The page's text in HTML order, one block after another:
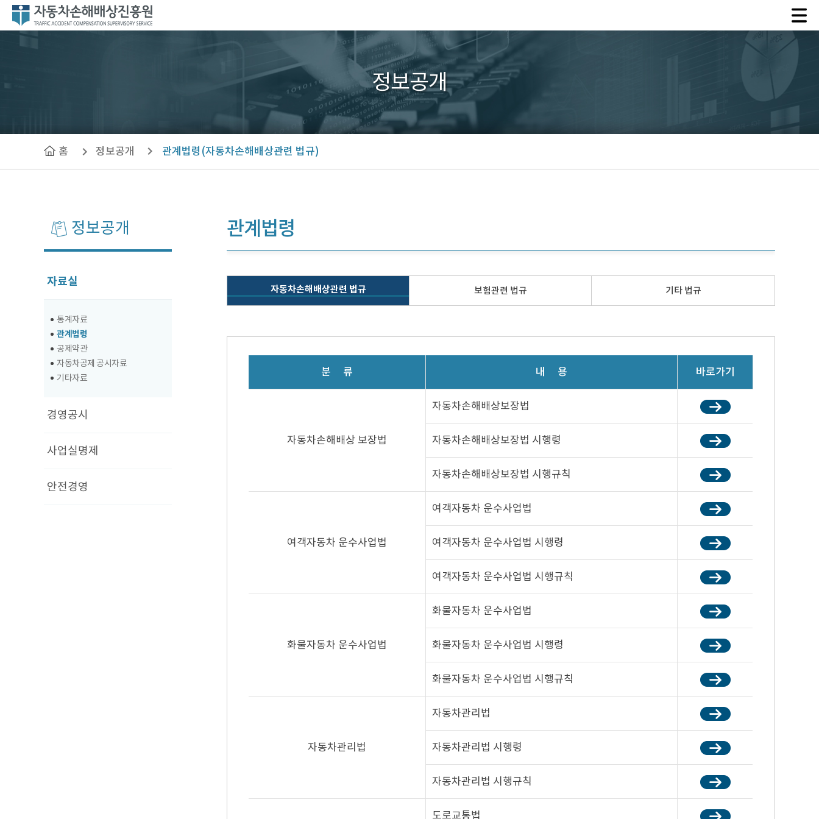
자
원
정보공개
홈 정보공개 관계법령(자동차손해배상관련 법규)
정보공개
자료실
통계자료
관계법령
공제약관
자동차공제 공시자료
기타자료
경영공시
사업실명제
안전경영
관계법령
자동차손해배상관련 법규 보험관련 법규 기타 법규
분 류 내 용 바로가기
자동차손해배상 보장법
자동차손해배상보장법
자동차손해배상보장법 시행령
자동차손해배상보장법 시행규칙
여객자동차 운수사업법
여객자동차 운수사업법
여객자동차 운수사업법 시행령
여객자동차 운수사업법 시행규칙
화물자동차 운수사업법
화물자동차 운수사업법
화물자동차 운수사업법 시행령
화물자동차 운수사업법 시행규칙
자동차관리법
자동차관리법
자동차관리법 시행령
자동차관리법 시행규칙
도로교통법